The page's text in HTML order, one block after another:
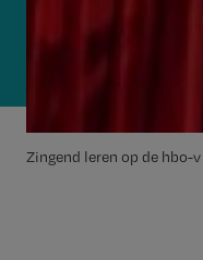
Zingend leren op de hbo-v